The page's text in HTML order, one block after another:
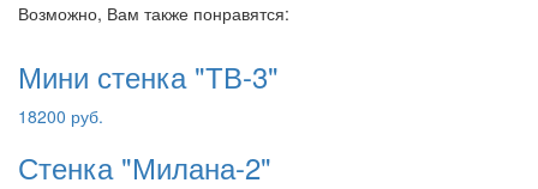
Возможно, Вам также понравятся:
Мини стенка "ТВ-3"
18200 руб.
Стенка "Милана-2"